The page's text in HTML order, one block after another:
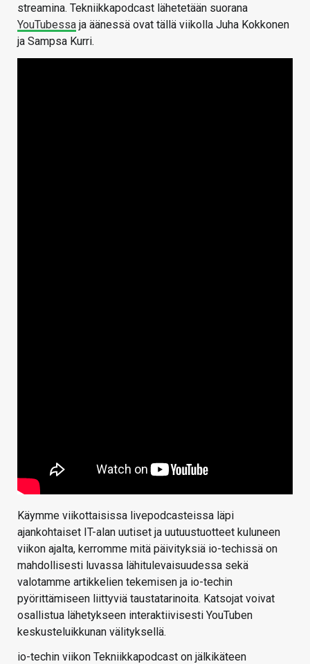
streamina. Tekniikkapodcast lähetetään suorana
YouTubessa ja äänessä ovat tällä viikolla Juha Kokkonen
ja Sampsa Kurri.
Käymme viikottaisissa livepodcasteissa läpi
ajankohtaiset IT-alan uutiset ja uutuustuotteet kuluneen
viikon ajalta, kerromme mitä päivityksiä io-techissä on
mahdollisesti luvassa lähitulevaisuudessa sekä
valotamme artikkelien tekemisen ja io-techin
pyörittämiseen liittyviä taustatarinoita. Katsojat voivat
osallistua lähetykseen interaktiivisesti YouTuben
keskusteluikkunan välityksellä.
io-techin viikon Tekniikkapodcast on jälkikäteen